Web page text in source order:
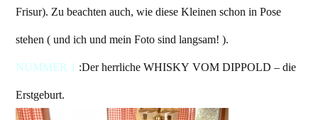
Frisur). Zu beachten auch, wie diese Kleinen schon in Pose
stehen ( und ich und mein Foto sind langsam! ).
NUMMER 1 :Der herrliche WHISKY VOM DIPPOLD – die
Erstgeburt.